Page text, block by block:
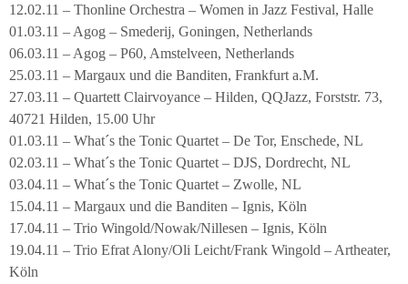
12.02.11 – Thonline Orchestra – Women in Jazz Festival, Halle
01.03.11 – Agog – Smederij, Goningen, Netherlands
06.03.11 – Agog – P60, Amstelveen, Netherlands
25.03.11 – Margaux und die Banditen, Frankfurt a.M.
27.03.11 – Quartett Clairvoyance – Hilden, QQJazz, Forststr. 73,
40721 Hilden, 15.00 Uhr
01.03.11 – What´s the Tonic Quartet – De Tor, Enschede, NL
02.03.11 – What´s the Tonic Quartet – DJS, Dordrecht, NL
03.04.11 – What´s the Tonic Quartet – Zwolle, NL
15.04.11 – Margaux und die Banditen – Ignis, Köln
17.04.11 – Trio Wingold/Nowak/Nillesen – Ignis, Köln
19.04.11 – Trio Efrat Alony/Oli Leicht/Frank Wingold – Artheater,
Köln